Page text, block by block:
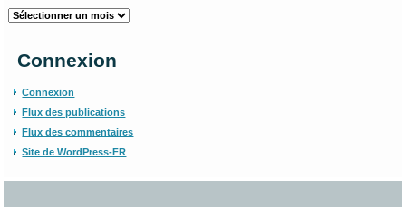
Archives
Connexion
Connexion
Flux des publications
Flux des commentaires
Site de WordPress-FR